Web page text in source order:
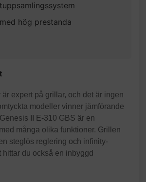
hög prestanda
expert på grillar, och det är ingen
modeller vinner jämförande
II E-310 GBS är en
många olika funktioner. Grillen
steglös reglering och infinity-
du också en inbyggd